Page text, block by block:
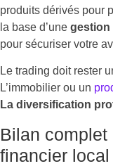
produits dérivés pour
la base d’une gestion
pour sécuriser votre
Le trading doit rester
L’immobilier ou un
La diversification
Bilan
financier local